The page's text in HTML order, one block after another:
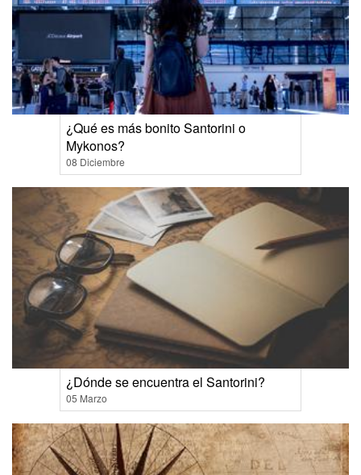
¿Qué es más bonito Santorini o
Mykonos?
08 Diciembre
¿Dónde se encuentra el Santorini?
05 Marzo